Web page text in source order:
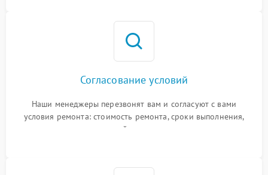
Согласование условий
Наши менеджеры перезвонят вам и согласуют с вами
условия ремонта: стоимость ремонта, сроки выполнения,
гарантийные условия